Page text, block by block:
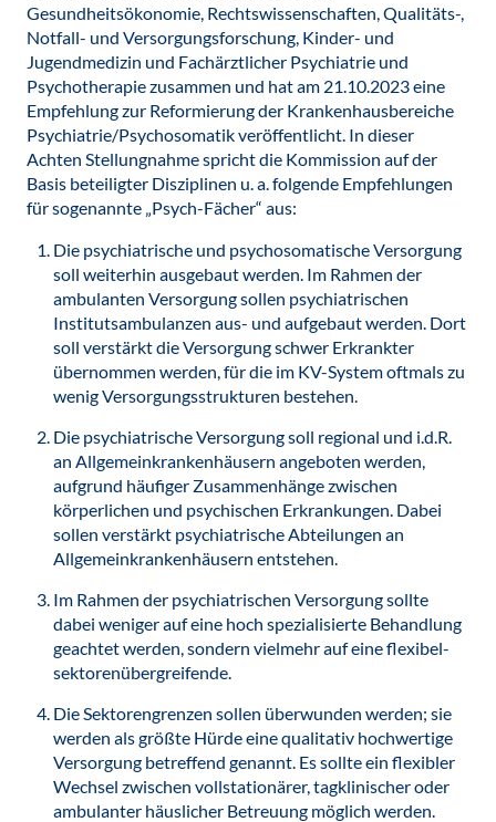
Gesundheitsökonomie, Rechtswissenschaften, Qualitäts-,
Notfall- und Versorgungsforschung, Kinder- und
Jugendmedizin und Fachärztlicher Psychiatrie und
Psychotherapie zusammen und hat am 21.10.2023 eine
Empfehlung zur Reformierung der Krankenhausbereiche
Psychiatrie/Psychosomatik veröffentlicht. In dieser
Achten Stellungnahme spricht die Kommission auf der
Basis beteiligter Disziplinen u. a. folgende Empfehlungen
für sogenannte „Psych-Fächer“ aus:
Die psychiatrische und psychosomatische Versorgung
soll weiterhin ausgebaut werden. Im Rahmen der
ambulanten Versorgung sollen psychiatrischen
Institutsambulanzen aus- und aufgebaut werden. Dort
soll verstärkt die Versorgung schwer Erkrankter
übernommen werden, für die im KV-System oftmals zu
wenig Versorgungsstrukturen bestehen.
Die psychiatrische Versorgung soll regional und i.d.R.
an Allgemeinkrankenhäusern angeboten werden,
aufgrund häufiger Zusammenhänge zwischen
körperlichen und psychischen Erkrankungen. Dabei
sollen verstärkt psychiatrische Abteilungen an
Allgemeinkrankenhäusern entstehen.
Im Rahmen der psychiatrischen Versorgung sollte
dabei weniger auf eine hoch spezialisierte Behandlung
geachtet werden, sondern vielmehr auf eine flexibel-
sektorenübergreifende.
Die Sektorengrenzen sollen überwunden werden; sie
werden als größte Hürde eine qualitativ hochwertige
Versorgung betreffend genannt. Es sollte ein flexibler
Wechsel zwischen vollstationärer, tagklinischer oder
ambulanter häuslicher Betreuung möglich werden.